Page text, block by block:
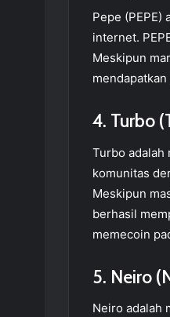
Pepe (PEPE)
internet.
Meskipun
4. Turbo
Turbo adalah
komunitas
Meskipun
berhasil
memecoin
5. Neiro
Neiro adalah